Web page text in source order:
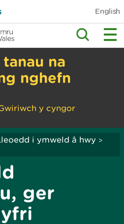
English
na
nghefn
y cyngor
i ymweld â hwy >
ger